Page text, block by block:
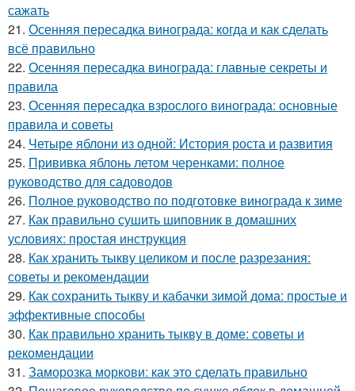
сажать
21. Осенняя пересадка винограда: когда и как сделать
всё правильно
22. Осенняя пересадка винограда: главные секреты и
правила
23. Осенняя пересадка взрослого винограда: основные
правила и советы
24. Четыре яблони из одной: История роста и развития
25. Прививка яблонь летом черенками: полное
руководство для садоводов
26. Полное руководство по подготовке винограда к зиме
27. Как правильно сушить шиповник в домашних
условиях: простая инструкция
28. Как хранить тыкву целиком и после разрезания:
советы и рекомендации
29. Как сохранить тыкву и кабачки зимой дома: простые и
эффективные способы
30. Как правильно хранить тыкву в доме: советы и
рекомендации
31. Заморозка моркови: как это сделать правильно